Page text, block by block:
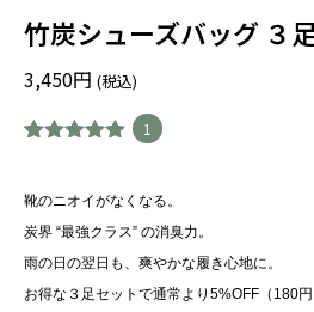
竹炭シューズバッグ ３
3,450円 (税込)
く5段階評
価のうち、
5.00点
1
靴のニオイがなくなる。
炭界 “最強クラス” の消臭力。
雨の日の翌日も、爽やかな履き心地に。
お得な３足セットで通常より5%OFF（180円